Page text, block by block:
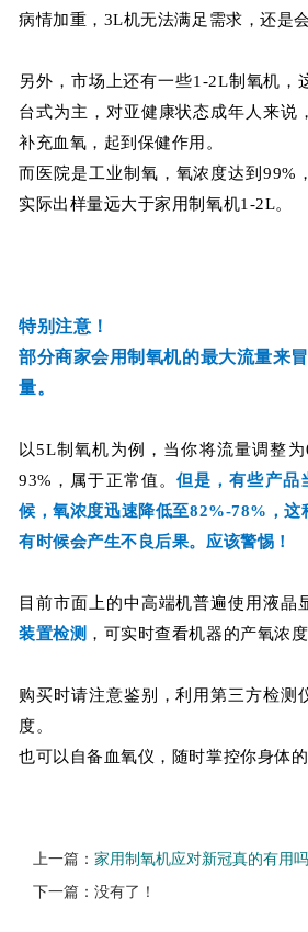
病情加重，3L机无法满足需求，还是
另外，市场上还有一些1-2L制氧机，
台式为主，对亚健康状态成年人来说
补充血氧，起到保健作用。
而医院是工业制氧，氧浓度达到99%
实际出样量远大于家用制氧机1-2L。
特别注意！
部分商家会用制氧机的最大流量来
量。
以5L制氧机为例，当你将流量调整
93%，属于正常值。但是，有些产品
候，氧浓度迅速降低至82%-78%，这
有时候会产生不良后果。应该警惕！
目前市面上的中高端机普遍使用液晶
装置检测 ，可实时查看机器的产氧浓度
购买时请注意鉴别，利用第三方检测
度。
也可以自备血氧仪，随时掌控你身体的
上一篇： 家用制氧机应对新冠真的有用
下一篇：没有了！